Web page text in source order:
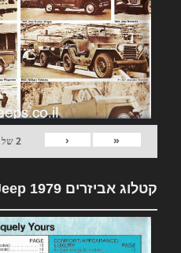
«
‹
2של
קטלוג אביזרים 1979 Jeep